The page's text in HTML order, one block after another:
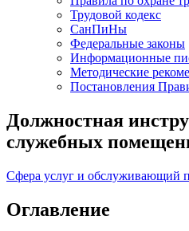
Трудовой кодекс
СанПиНы
Федеральные законы
Информационные
Методические
Постановления
Должностная
служебных
Сфера услуг и обслуживающий
Оглавление